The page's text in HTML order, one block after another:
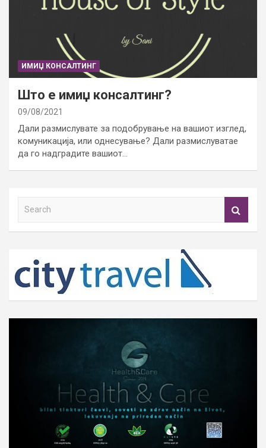
ИМИЏ КОНСАЛТИНГ
Што е имиџ консалтинг?
09/08/2021
Дали размислувате за подобрување на вашиот изглед,
комуникација, или однесување? Дали размислуватае
да го надградите вашиот…
h